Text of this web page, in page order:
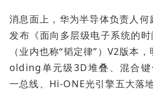
消息面上，华为半导体负责人何
发布《面向多层级电子系统的时
（业内也称“韬定律”）V2版本
olding单元级3D堆叠、混合键
一总线、Hi-ONE光引擎五大落地